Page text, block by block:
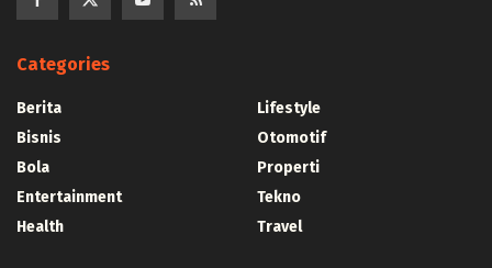
Categories
Berita
Bisnis
Bola
Entertainment
Health
Lifestyle
Otomotif
Properti
Tekno
Travel